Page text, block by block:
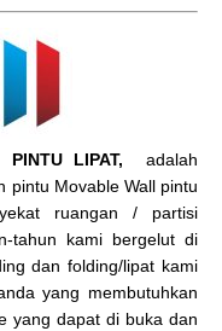
PINTU LIPAT, adalah
pintu Movable Wall pintu
ruangan / partisi
tahun kami bergelut di
dan folding/lipat kami
yang membutuhkan
yang dapat di buka dan